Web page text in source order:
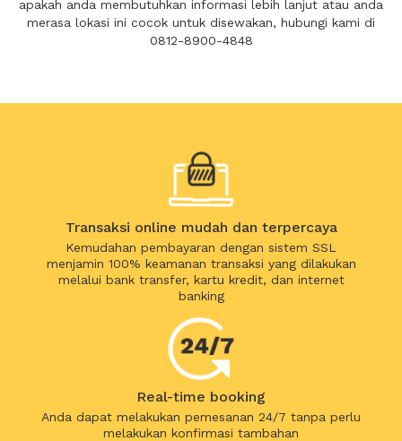
apakah anda membutuhkan informasi lebih lanjut atau anda
merasa lokasi ini cocok untuk disewakan, hubungi kami di
0812-8900-4848
Transaksi online mudah dan terpercaya
Kemudahan pembayaran dengan sistem SSL
menjamin 100% keamanan transaksi yang dilakukan
melalui bank transfer, kartu kredit, dan internet
banking
Real-time booking
Anda dapat melakukan pemesanan 24/7 tanpa perlu
melakukan konfirmasi tambahan